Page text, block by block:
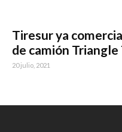
Tiresur ya
de camión Triangle
20 julio, 2021